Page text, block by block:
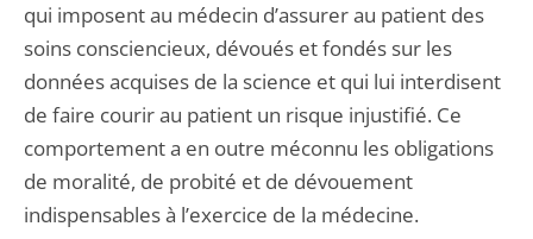
qui imposent au médecin d’assurer au patient des
soins consciencieux, dévoués et fondés sur les
données acquises de la science et qui lui interdisent
de faire courir au patient un risque injustifié. Ce
comportement a en outre méconnu les obligations
de moralité, de probité et de dévouement
indispensables à l’exercice de la médecine.